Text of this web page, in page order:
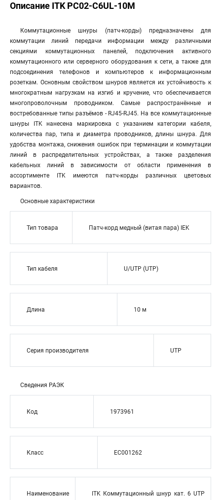
Описание ITK PC02-C6UL-10M
Коммутационные шнуры (патч-корды) предназначены для
коммутации линий передачи информации между различными
секциями коммутационных панелей, подключения активного
коммутационного или серверного оборудования к сети, а также для
подсоединения телефонов и компьютеров к информационным
розеткам. Основным свойством шнуров является их устойчивость к
многократным нагрузкам на изгиб и кручение, что обеспечивается
многопроволочным проводником. Самые распространённые и
востребованные типы разъёмов - RJ45-RJ45. На все коммутационные
шнуры ITK нанесена маркировка с указанием категории кабеля,
количества пар, типа и диаметра проводников, длины шнура. Для
удобства монтажа, снижения ошибок при терминации и коммутации
линий в распределительных устройствах, а также разделения
кабельных линий в зависимости от области применения в
ассортименте ITK имеются патч-корды различных цветовых
вариантов.
Основные характеристики
Тип товара Патч-корд медный (витая пара) IEK
Тип кабеля U/UTP (UTP)
Длина 10 м
Серия производителя UTP
Сведения РАЭК
Код 1973961
Класс EC001262
Наименование
ITK Коммутационный шнур кат. 6 UTP